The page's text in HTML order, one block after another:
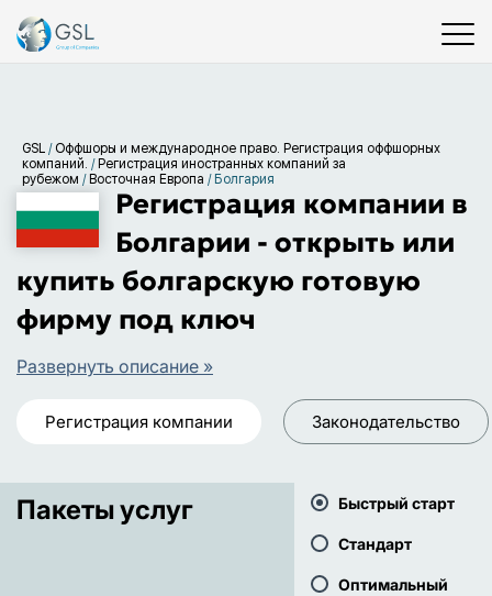
GSL / Оффшоры и международное право. Регистрация оффшорных
компаний. / Регистрация иностранных компаний за
рубежом / Восточная Европа / Болгария
Регистрация компании в
Болгарии - открыть или
купить болгарскую готовую
фирму под ключ
Развернуть описание »
Регистрация компании Законодательство
Пакеты услуг Быстрый старт
Стандарт
Оптимальный